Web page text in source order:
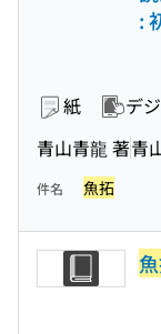
:
紙 デ
青山青龍 著青
件名 魚拓